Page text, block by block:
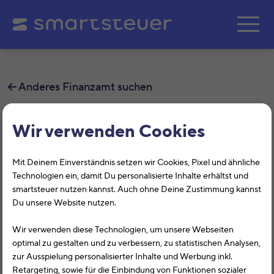
Wir verwenden Cookies
Mit Deinem Einverständnis setzen wir Cookies, Pixel und ähnliche
Technologien ein, damit Du personalisierte Inhalte erhältst und
smartsteuer nutzen kannst. Auch ohne Deine Zustimmung kannst
Du unsere Website nutzen.
Wir verwenden diese Technologien, um unsere Webseiten
optimal zu gestalten und zu verbessern, zu statistischen Analysen,
zur Ausspielung personalisierter Inhalte und Werbung inkl.
Retargeting, sowie für die Einbindung von Funktionen sozialer
Zum Hauptinhalt
Anderes Finanzamt suchen
Finanzamt Mühlacker
Auf dieser Seite findest Du alle
Informationen zum Finanzamt
Mühlacker, Konrad-Adenauer-Platz 6,
Finanzamtsnummer 2848.
Das Finanzamt Mühlacker (Baden-Württemberg) hilft Dir